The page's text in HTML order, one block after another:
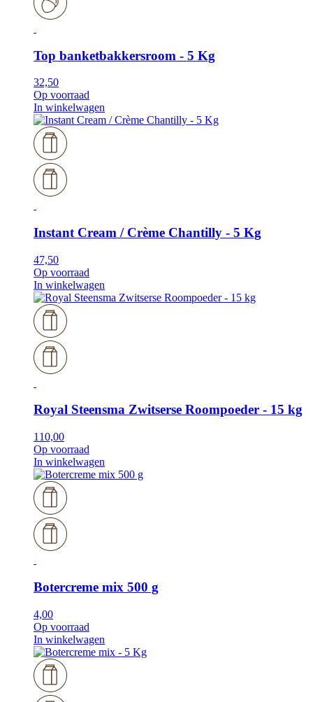
Top banketbakkersroom - 5 Kg
32,50
Op voorraad
In winkelwagen
Instant Cream / Crème Chantilly - 5 Kg
47,50
Op voorraad
In winkelwagen
Royal Steensma Zwitserse Roompoeder - 15 kg
110,00
Op voorraad
In winkelwagen
Botercreme mix 500 g
4,00
Op voorraad
In winkelwagen